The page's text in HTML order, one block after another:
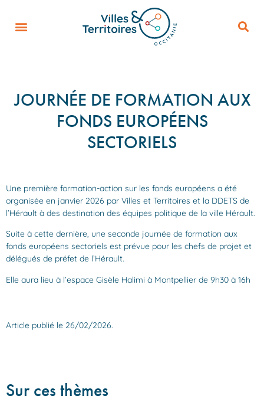
JOURNÉE DE FORMATION AUX
FONDS EUROPÉENS
SECTORIELS
Une première formation-action sur les fonds européens a été
organisée en janvier 2026 par Villes et Territoires et la DDETS de
l’Hérault à des destination des équipes politique de la ville Hérault.
Suite à cette dernière, une seconde journée de formation aux
fonds européens sectoriels est prévue pour les chefs de projet et
délégués de préfet de l’Hérault.
Elle aura lieu à l’espace Gisèle Halimi à Montpellier de 9h30 à 16h
Article publié le 26/02/2026.
Sur ces thèmes